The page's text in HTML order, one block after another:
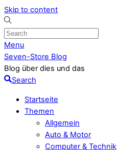
Skip to content
Menu
Seven-Store Blog
Blog über dies und das
Search
Startseite
Themen
Allgemein
Auto & Motor
Computer & Technik